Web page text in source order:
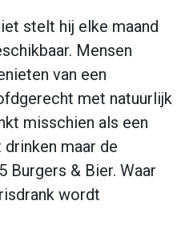
stelt hij elke maand
Mensen
van een
met natuurlijk
misschien als een
drinken maar de
Burgers & Bier. Waar
wordt